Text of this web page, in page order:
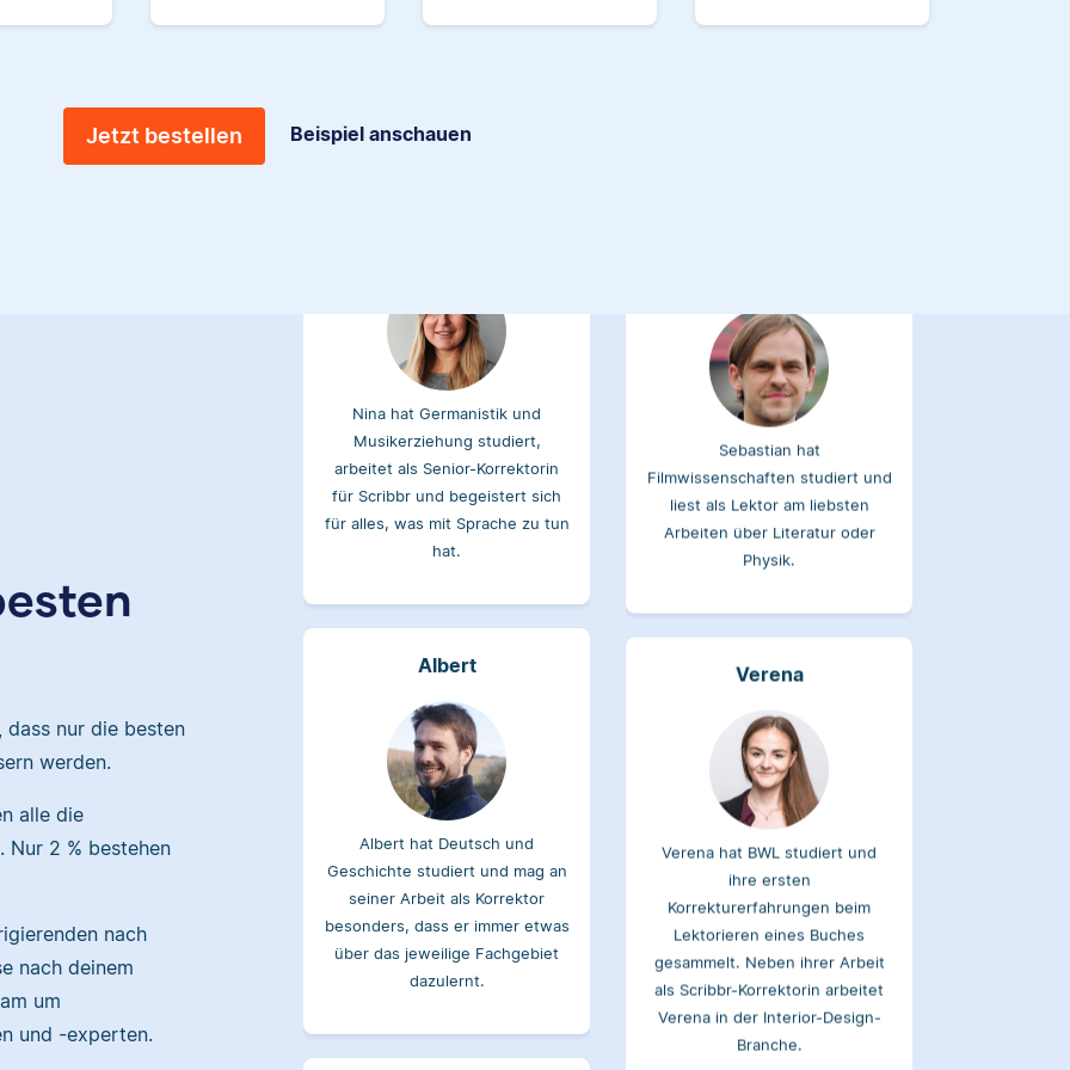
Jetzt bestellen Beispiel anschauen
nur die besten
werden.
alle die
2 % bestehen
nach
nach deinem
um
und -experten.
Lektorin, sondern auch durch
Nina hat Germanistik und
für Scribbr und begeistert sich
Albert
Albert hat Deutsch und
besonders, dass er immer etwas
Yasemin
Sebastian hat
Verena
Verena hat BWL studiert und
gesammelt. Neben ihrer Arbeit
Verena in der Interior-Design-